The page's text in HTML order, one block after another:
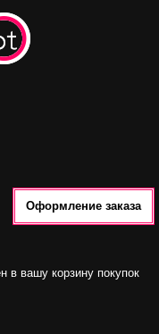
Оформление заказа
в вашу корзину покупок